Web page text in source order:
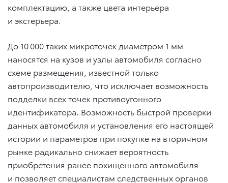
комплектацию, а также цвета интерьера
и экстерьера.
До 10 000 таких микроточек диаметром 1 мм
наносятся на кузов и узлы автомобиля согласно
схеме размещения, известной только
автопроизводителю, что исключает возможность
подделки всех точек противоугонного
идентификатора. Возможность быстрой проверки
данных автомобиля и установления его настоящей
истории и параметров при покупке на вторичном
рынке радикально снижает вероятность
приобретения ранее похищенного автомобиля
и позволяет специалистам следственных органов